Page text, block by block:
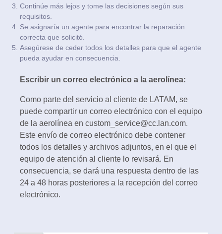
Continúe más lejos y tome las decisiones según sus
requisitos.
Se asignaría un agente para encontrar la reparación
correcta que solicitó.
Asegúrese de ceder todos los detalles para que el agente
pueda ayudar en consecuencia.
Escribir un correo electrónico a la aerolínea:
Como parte del servicio al cliente de LATAM, se
puede compartir un correo electrónico con el equipo
de la aerolínea en custom_service@cc.lan.com.
Este envío de correo electrónico debe contener
todos los detalles y archivos adjuntos, en el que el
equipo de atención al cliente lo revisará. En
consecuencia, se dará una respuesta dentro de las
24 a 48 horas posteriores a la recepción del correo
electrónico.